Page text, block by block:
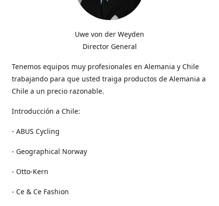
Uwe von der Weyden
Director General
Tenemos equipos muy profesionales en Alemania y Chile
trabajando para que usted traiga productos de Alemania a
Chile a un precio razonable.
Introducción a Chile:
- ABUS Cycling
- Geographical Norway
- Otto-Kern
- Ce & Ce Fashion